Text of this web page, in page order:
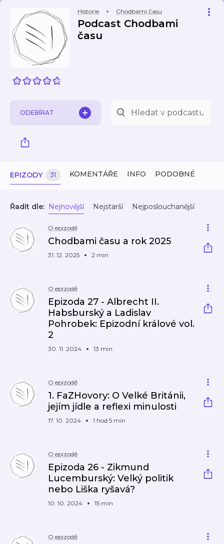
Historie Chodbami času
Podcast Chodbami
času
ODEBÍRAT
EPIZODY 31 KOMENTÁŘE INFO PODOBNÉ
Řadit dle: Nejnovější Nejstarší Nejposlouchanější
O epizodě
Chodbami času a rok 2025
31. 12. 2025 2 min
O epizodě
Epizoda 27 - Albrecht II.
Habsburský a Ladislav
Pohrobek: Epizodní králové vol.
2
30. 11. 2024 13 min
O epizodě
1. FaZHovory: O Velké Británii,
jejím jídle a reflexi minulosti
17. 10. 2024 1 hod 5 min
O epizodě
Epizoda 26 - Zikmund
Lucemburský: Velký politik
nebo Liška ryšavá?
10. 10. 2024 15 min
O epizodě